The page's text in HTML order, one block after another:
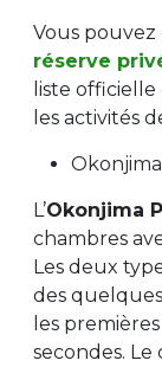
Vous
réserve
liste
les activités
L’Okonjima
chambres
Les deux
des
les
secondes.